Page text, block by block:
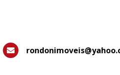
WhatsApp